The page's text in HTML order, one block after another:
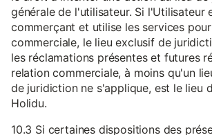
générale de l'utilisateur. Si l'Utilisateur
commerçant et utilise les services
commerciale, le lieu exclusif de
les réclamations présentes et futures
relation commerciale, à moins qu'un
de juridiction ne s'applique, est le lieu
Holidu.
10.3 Si certaines dispositions des